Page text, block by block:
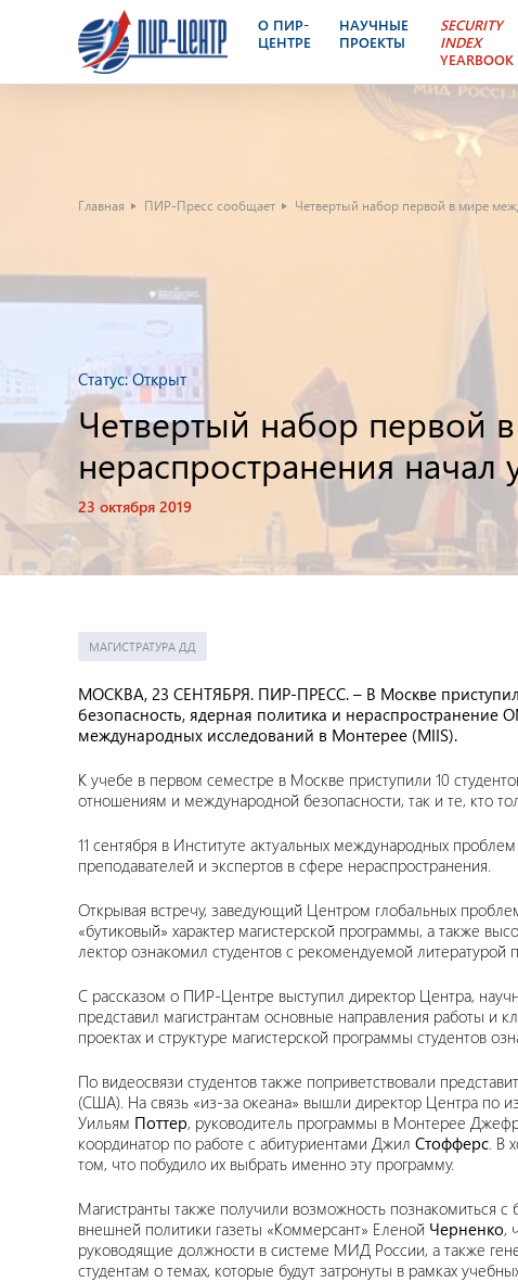
О ПИР-
ЦЕНТРЕ
НАУЧНЫЕ
ПРОЕКТЫ
SECURITY
INDEX
YEARBOOK
Главная ПИР-Пресс сообщает Четвертый набор первой в мире
Статус:Открыт
Четвертый набор первой
нераспространения начал
23 октября 2019
МАГИСТРАТУРА ДД
МОСКВА, 23 СЕНТЯБРЯ. ПИР-ПРЕСС. – В Москве
безопасность, ядерная политика и
международных исследований в Монтерее (MIIS).
К учебе в первом семестре в Москве приступили 10
отношениям и международной безопасности, так и те, кто
11 сентября в Институте актуальных международных
преподавателей и экспертов в сфере нераспространения.
Открывая встречу, заведующий Центром глобальных
«бутиковый» характер магистерской программы, а также
лектор ознакомил студентов с рекомендуемой литературой
С рассказом о ПИР-Центре выступил директор Центра,
представил магистрантам основные направления работы и
проектах и структуре магистерской программы студентов
По видеосвязи студентов также поприветствовали
(США). На связь «из-за океана» вышли директор Центра по
Уильям Поттер, руководитель программы в Монтерее
координатор по работе с абитуриентами Джил Стофферс. В
том, что побудило их выбрать именно эту программу.
Магистранты также получили возможность познакомиться
внешней политики газеты «Коммерсант» Еленой Черненко,
руководящие должности в системе МИД России, а также
студентам о темах, которые будут затронуты в рамках